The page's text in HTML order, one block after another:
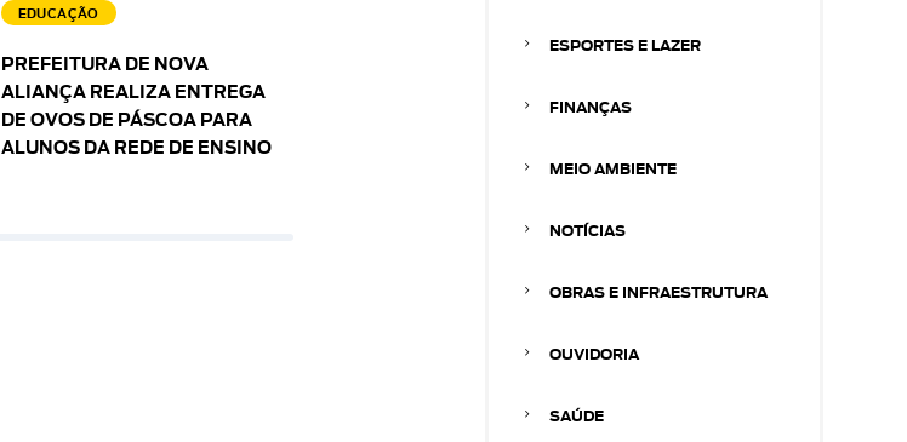
EDUCAÇÃO
PREFEITURA DE NOVA
ALIANÇA REALIZA ENTREGA
DE OVOS DE PÁSCOA PARA
ALUNOS DA REDE DE ENSINO
ESPORTES E LAZER
FINANÇAS
MEIO AMBIENTE
NOTÍCIAS
OBRAS E INFRAESTRUTURA
OUVIDORIA
SAÚDE